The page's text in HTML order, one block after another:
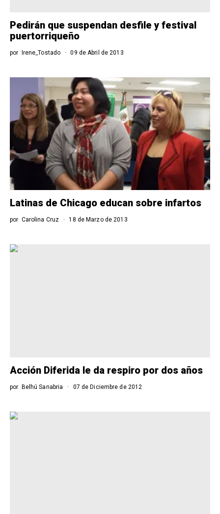
Pedirán que suspendan desfile y festival
puertorriqueño
por Irene_Tostado 09 de Abril de 2013
Latinas de Chicago educan sobre infartos
por Carolina Cruz 18 de Marzo de 2013
Acción Diferida le da respiro por dos años
por Belhú Sanabria 07 de Diciembre de 2012